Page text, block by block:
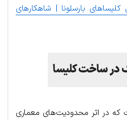
کلیساهای بارسلونا | شاهکارهای
در ساخت کلیسا
در اثر محدودیت‌های معماری